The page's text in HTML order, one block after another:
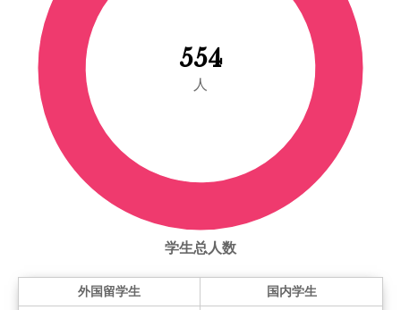
554
人
学生总人数
外国留学生
国内学生